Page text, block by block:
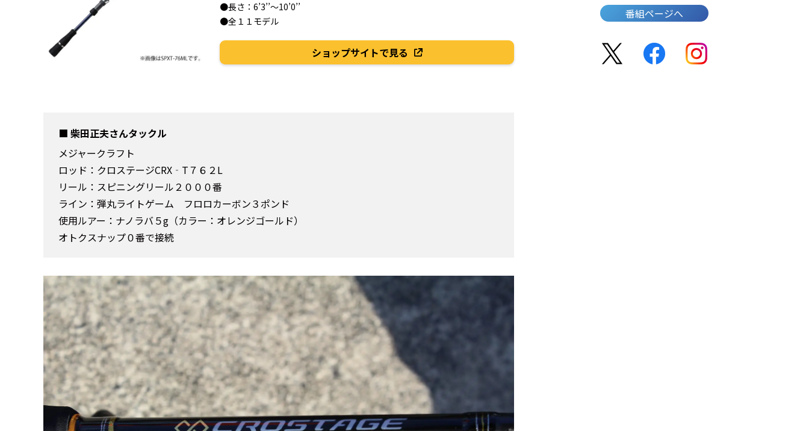
●長さ：6’3’’～10’0’’
●全１１モデル
ショップサイトで見る
柴田正夫さんタックル
メジャークラフト
ロッド：クロステージCRX‐T７６２L
リール：スピニングリール２０００番
ライン：弾丸ライトゲーム フロロカーボン３ポンド
使用ルアー：ナノラバ５g（カラー：オレンジゴールド）
オトクスナップ０番で接続
番組ページへ